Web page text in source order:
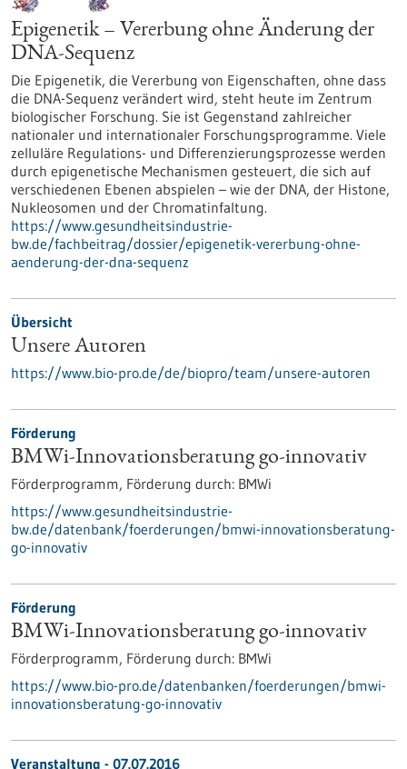
Epigenetik – Vererbung ohne Änderung der
DNA-Sequenz
Die Epigenetik, die Vererbung von Eigenschaften, ohne dass
die DNA-Sequenz verändert wird, steht heute im Zentrum
biologischer Forschung. Sie ist Gegenstand zahlreicher
nationaler und internationaler Forschungsprogramme. Viele
zelluläre Regulations- und Differenzierungsprozesse werden
durch epigenetische Mechanismen gesteuert, die sich auf
verschiedenen Ebenen abspielen – wie der DNA, der Histone,
Nukleosomen und der Chromatinfaltung.
https://www.gesundheitsindustrie-
bw.de/fachbeitrag/dossier/epigenetik-vererbung-ohne-
aenderung-der-dna-sequenz
Übersicht
Unsere Autoren
https://www.bio-pro.de/de/biopro/team/unsere-autoren
Förderung
BMWi-Innovationsberatung go-innovativ
Förderprogramm, Förderung durch: BMWi
https://www.gesundheitsindustrie-
bw.de/datenbank/foerderungen/bmwi-innovationsberatung-
go-innovativ
Förderung
BMWi-Innovationsberatung go-innovativ
Förderprogramm, Förderung durch: BMWi
https://www.bio-pro.de/datenbanken/foerderungen/bmwi-
innovationsberatung-go-innovativ
Veranstaltung - 07.07.2016